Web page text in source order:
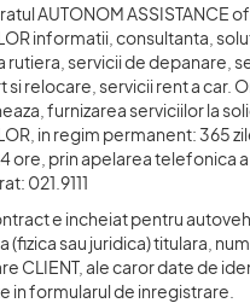
AUTONOM ASSISTANCE
informatii, consultanta,
rutiera, servicii de depanare,
si relocare, servicii rent a car.
furnizarea serviciilor la
in regim permanent: 365
ore, prin apelarea telefonica
021.9111
e incheiat pentru
(fizica sau juridica) titulara,
CLIENT, ale caror date de
in formularul de inregistrare.